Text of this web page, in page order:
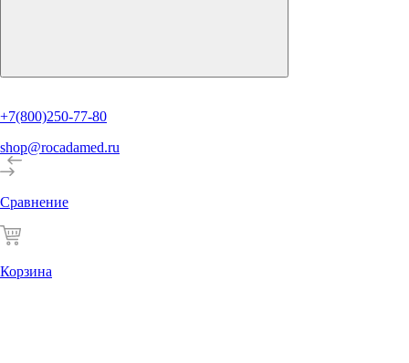
+7(800)250-77-80
shop@rocadamed.ru
Сравнение
Корзина